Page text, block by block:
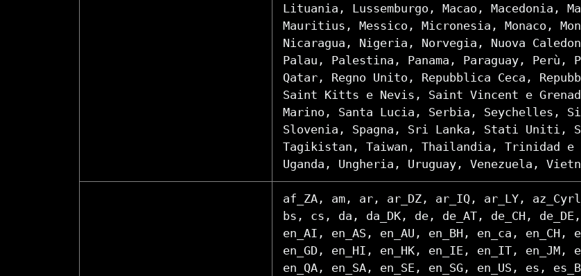
Lituania, Lussemburgo, Macao, Macedonia,
Mauritius, Messico, Micronesia, Monaco,
Nicaragua, Nigeria, Norvegia, Nuova
Palau, Palestina, Panama, Paraguay,
Qatar, Regno Unito, Repubblica Ceca,
Saint Kitts e Nevis, Saint Vincent e
Marino, Santa Lucia, Serbia, Seychelles,
Slovenia, Spagna, Sri Lanka, Stati Uniti,
Tagikistan, Taiwan, Thailandia, Trinidad e
Uganda, Ungheria, Uruguay, Venezuela,
af_ZA, am, ar, ar_DZ, ar_IQ, ar_LY,
bs, cs, da, da_DK, de, de_AT, de_CH,
en_AI, en_AS, en_AU, en_BH, en_ca, en_CH,
en_GD, en_HI, en_HK, en_IE, en_IT, en_JM,
en_QA, en_SA, en_SE, en_SG, en_US, es,